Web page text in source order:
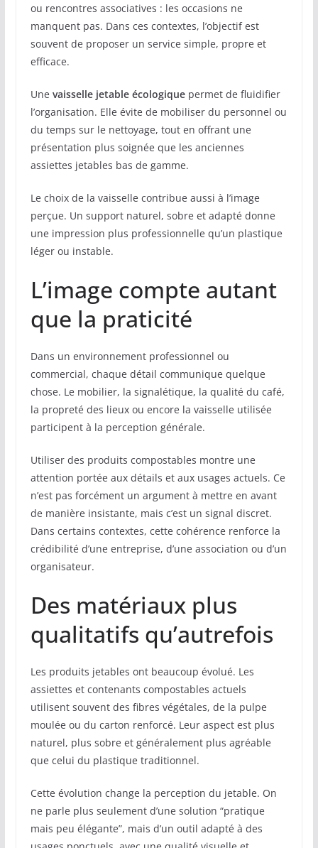
ou rencontres associatives : les occasions ne
manquent pas. Dans ces contextes, l’objectif est
souvent de proposer un service simple, propre et
efficace.
Une vaisselle jetable écologiquepermet de fluidifier
l’organisation. Elle évite de mobiliser du personnel ou
du temps sur le nettoyage, tout en offrant une
présentation plus soignée que les anciennes
assiettes jetables bas de gamme.
Le choix de la vaisselle contribue aussi à l’image
perçue. Un support naturel, sobre et adapté donne
une impression plus professionnelle qu’un plastique
léger ou instable.
L’image compte autant
que la praticité
Dans un environnement professionnel ou
commercial, chaque détail communique quelque
chose. Le mobilier, la signalétique, la qualité du café,
la propreté des lieux ou encore la vaisselle utilisée
participent à la perception générale.
Utiliser des produits compostables montre une
attention portée aux détails et aux usages actuels. Ce
n’est pas forcément un argument à mettre en avant
de manière insistante, mais c’est un signal discret.
Dans certains contextes, cette cohérence renforce la
crédibilité d’une entreprise, d’une association ou d’un
organisateur.
Des matériaux plus
qualitatifs qu’autrefois
Les produits jetables ont beaucoup évolué. Les
assiettes et contenants compostables actuels
utilisent souvent des fibres végétales, de la pulpe
moulée ou du carton renforcé. Leur aspect est plus
naturel, plus sobre et généralement plus agréable
que celui du plastique traditionnel.
Cette évolution change la perception du jetable. On
ne parle plus seulement d’une solution “pratique
mais peu élégante”, mais d’un outil adapté à des